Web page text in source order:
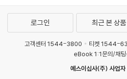
로그인 최근 본 상품
고객센터 1544-3800 티켓 1544-
eBook 1:1문의/채팅
예스이십사(주) 사업자